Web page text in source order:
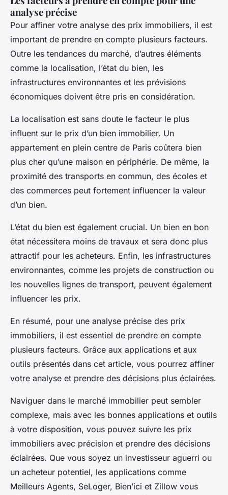
analyse précise
Pour affiner votre analyse des prix immobiliers, il est
important de prendre en compte plusieurs facteurs.
Outre les tendances du marché, d’autres éléments
comme la localisation, l’état du bien, les
infrastructures environnantes et les prévisions
économiques doivent être pris en considération.
La localisation est sans doute le facteur le plus
influent sur le prix d’un bien immobilier. Un
appartement en plein centre de Paris coûtera bien
plus cher qu’une maison en périphérie. De même, la
proximité des transports en commun, des écoles et
des commerces peut fortement influencer la valeur
d’un bien.
L’état du bien est également crucial. Un bien en bon
état nécessitera moins de travaux et sera donc plus
attractif pour les acheteurs. Enfin, les infrastructures
environnantes, comme les projets de construction ou
les nouvelles lignes de transport, peuvent également
influencer les prix.
En résumé, pour une analyse précise des prix
immobiliers, il est essentiel de prendre en compte
plusieurs facteurs. Grâce aux applications et aux
outils présentés dans cet article, vous pourrez affiner
votre analyse et prendre des décisions plus éclairées.
Naviguer dans le marché immobilier peut sembler
complexe, mais avec les bonnes applications et outils
à votre disposition, vous pouvez suivre les prix
immobiliers avec précision et prendre des décisions
éclairées. Que vous soyez un investisseur aguerri ou
un acheteur potentiel, les applications comme
Meilleurs Agents, SeLoger, Bien’ici et Zillow vous